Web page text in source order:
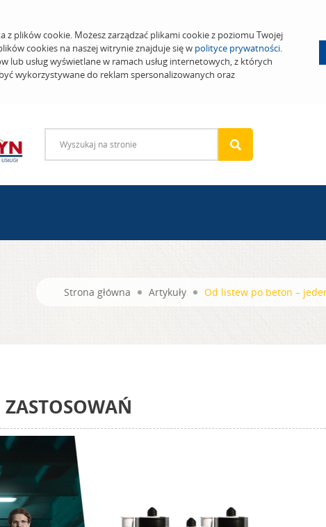
plików cookie. Możesz zarządzać plikami cookie z poziomu Twojej
cookies na naszej witrynie znajduje się w polityce prywatności.
usług wyświetlane w ramach usług internetowych, z których
wykorzystywane do reklam spersonalizowanych oraz
Strona główna Artykuły Od listew po beton –